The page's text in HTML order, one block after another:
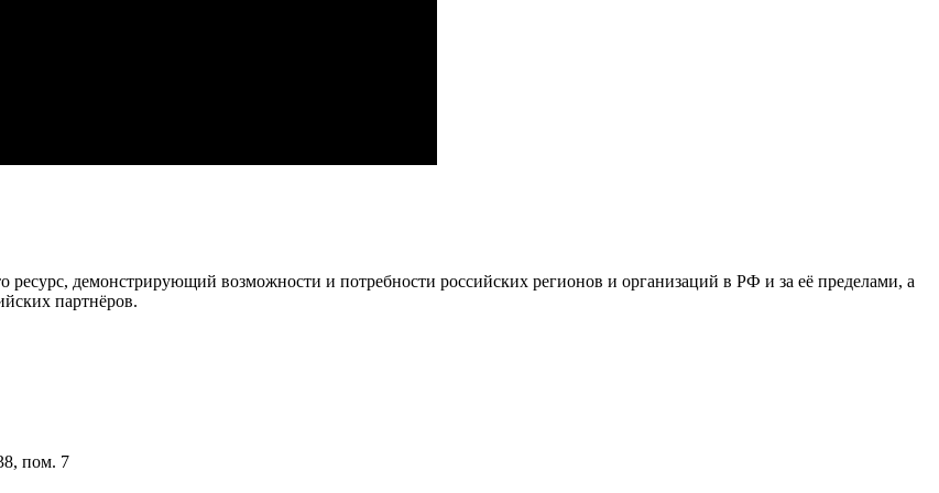
демонстрирующий возможности и потребности российских регионов и организаций в РФ и за её пределами, а
партнёров.
пом. 7